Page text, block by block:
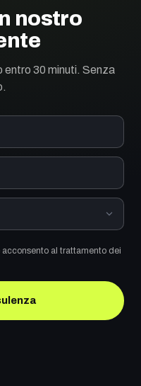
nostro
entro 30 minuti. Senza
acconsento al trattamento dei